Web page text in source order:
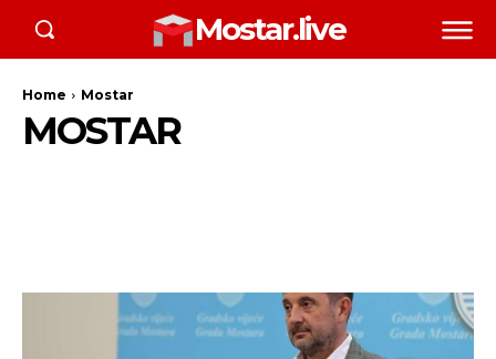
Mostar.live
Home Mostar
MOSTAR